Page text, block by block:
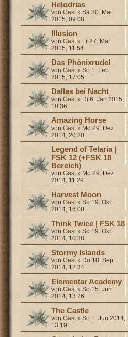
Helodrias
vonGast» Sa 30. Mai
2015, 09:08
Illusion
vonGast» Fr 27. Mär
2015, 11:54
Das Phönixrudel
vonGast» So 1. Feb
2015, 17:05
Dallas bei Nacht
vonGast» Di 6. Jan 2015,
18:36
Amazing Horse
vonGast» Mo 29. Dez
2014, 20:20
Legend of Telaria |
FSK 12 (+FSK 18
Bereich)
vonGast» Mo 29. Dez
2014, 11:29
Harvest Moon
vonGast» So 19. Okt
2014, 16:00
Think Twice | FSK 18
vonGast» So 19. Okt
2014, 10:38
Stormy Islands
vonGast» Do 18. Sep
2014, 12:34
Elementar Academy
vonGast» So 15. Jun
2014, 13:26
The Castle
vonGast» So 1. Jun 2014,
13:19